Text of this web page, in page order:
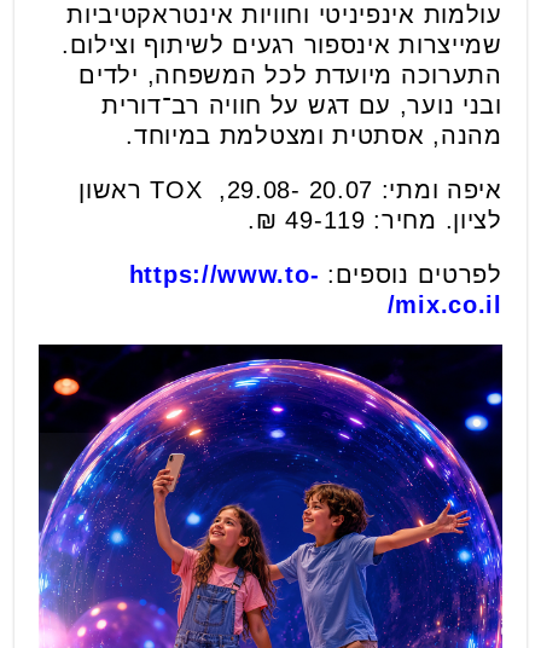
עולמות אינפיניטי וחוויות אינטראקטיביות
שמייצרות אינספור רגעים לשיתוף וצילום.
התערוכה מיועדת לכל המשפחה, ילדים
ובני נוער, עם דגש על חוויה רב־דורית
מהנה, אסתטית ומצטלמת במיוחד.
איפה ומתי: 20.07 -29.08, TOX ראשון
לציון. מחיר: 49-119 ₪.
לפרטים נוספים: https://www.to-
mix.co.il/